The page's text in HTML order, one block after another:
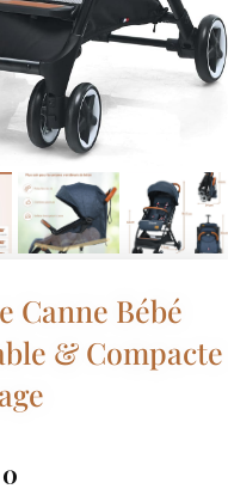
Canne Bébé
& Compacte